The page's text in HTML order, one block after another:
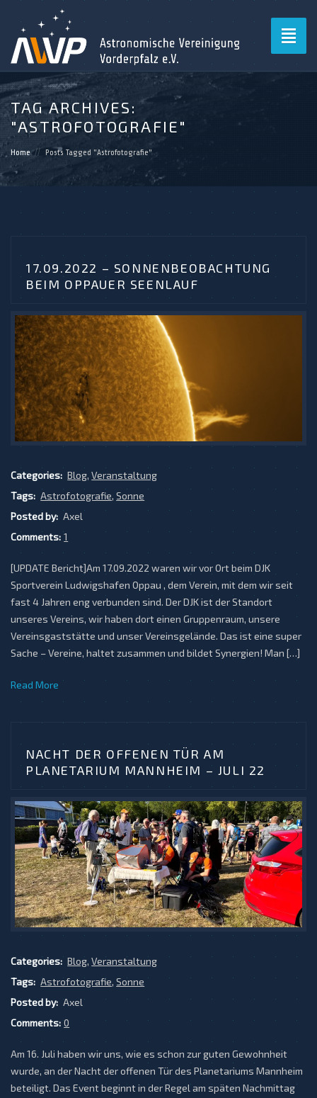
TAG ARCHIVES:
"ASTROFOTOGRAFIE"
Home Posts Tagged "Astrofotografie"
17.09.2022 – SONNENBEOBACHTUNG
BEIM OPPAUER SEENLAUF
Categories: Blog,Veranstaltung
Tags: Astrofotografie,Sonne
Posted by: Axel
Comments: 1
[UPDATE Bericht]Am 17.09.2022 waren wir vor Ort beim DJK
Sportverein Ludwigshafen Oppau , dem Verein, mit dem wir seit
fast 4 Jahren eng verbunden sind. Der DJK ist der Standort
unseres Vereins, wir haben dort einen Gruppenraum, unsere
Vereinsgaststätte und unser Vereinsgelände. Das ist eine super
Sache – Vereine, haltet zusammen und bildet Synergien! Man […]
Read More
NACHT DER OFFENEN TÜR AM
PLANETARIUM MANNHEIM – JULI 22
Categories: Blog,Veranstaltung
Tags: Astrofotografie,Sonne
Posted by: Axel
Comments: 0
Am 16. Juli haben wir uns, wie es schon zur guten Gewohnheit
wurde, an der Nacht der offenen Tür des Planetariums Mannheim
beteiligt. Das Event beginnt in der Regel am späten Nachmittag